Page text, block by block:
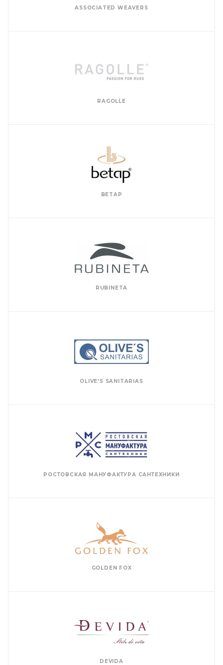
ASSOCIATED WEAVERS
RAGOLLE
BETAP
RUBINETA
OLIVE'S SANITARIAS
РОСТОВСКАЯ МАНУФАКТУРА САНТЕХНИКИ
GOLDEN FOX
DEVIDA